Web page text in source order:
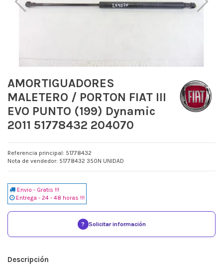
AMORTIGUADORES
MALETERO / PORTON FIAT III
EVO PUNTO (199) Dynamic
2011 51778432 204070
Referencia principal: 51778432
Nota de vendedor: 51778432 350N UNIDAD
Envio - Gratis !!!
Entrega - 24 - 48 horas !!!
? Solicitar información
Descripción